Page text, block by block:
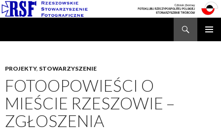
PROJEKTY, STOWARZYSZENIE
FOTOOPOWIEŚCI O
MIEŚCIE RZESZOWIE –
ZGŁOSZENIA